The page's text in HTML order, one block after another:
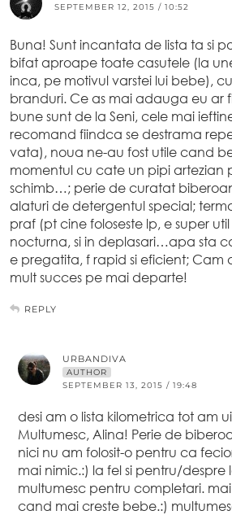
SEPTEMBER 12, 2015 / 10:52
Buna! Sunt incantata de lista ta si
bifat aproape toate casutele (la
inca, pe motivul varstei lui bebe),
branduri. Ce as mai adauga eu ar
bune sunt de la Seni, cele mai
recomand fiindca se destrama
vata), noua ne-au fost utile cand
momentul cu cate un pipi artezian
schimb…; perie de curatat
alaturi de detergentul special;
praf (pt cine foloseste lp, e super
nocturna, si in deplasari…apa sta
e pregatita, f rapid si eficient; Cam
mult succes pe mai departe!
REPLY
URBANDIVA
AUTHOR
SEPTEMBER 13, 2015 / 19:48
desi am o lista kilometrica tot am
Multumesc, Alina! Perie de
nici nu am folosit-o pentru ca
mai nimic.:) la fel si pentru/despre
multumesc pentru completari.
cand mai creste bebe.:)